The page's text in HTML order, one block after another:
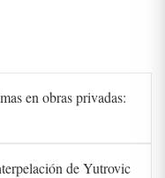
en obras privadas:
de Yutrovic